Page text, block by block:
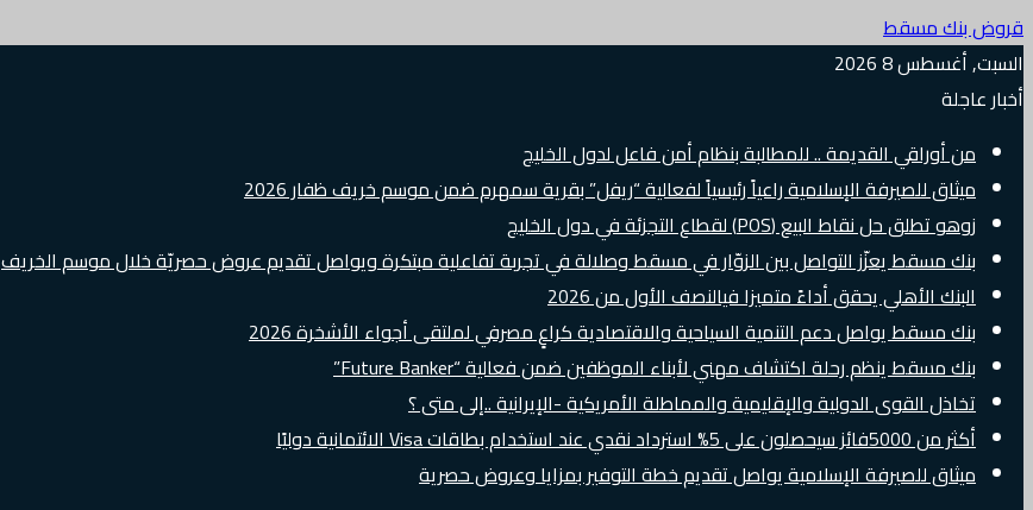
قروض بنك مسقط
السبت, أغسطس 8 2026
أخبار عاجلة
من أوراقي القديمة .. للمطالبة بنظام أمن فاعل لدول الخليج
ميثاق للصيرفة الإسلامية راعياً رئيسياً لفعالية “ريفل” بقرية سمهرم ضمن موسم خريف ظفار 2026
زوهو تطلق حل نقاط البيع (POS) لقطاع التجزئة في دول الخليج
بنك مسقط يعزّز التواصل بين الزوّار في مسقط وصلالة في تجربة تفاعلية مبتكرة ويواصل تقديم عروض حصريّة خلال موسم الخريف
البنك الأهلي يحقق أداءً متميزا فيالنصف الأول من 2026
بنك مسقط يواصل دعم التنمية السياحية والاقتصادية كراعٍ مصرفي لملتقى أجواء الأشخرة 2026
بنك مسقط ينظم رحلة اكتشاف مهني لأبناء الموظفين ضمن فعالية “Future Banker”
تخاذل القوى الدولية والإقليمية والمماطلة الأمريكية -الإيرانية ..إلى متى ؟
أكثر من 5000فائز سيحصلون على 5% استرداد نقدي عند استخدام بطاقات Visa الائتمانية دوليًا
ميثاق للصيرفة الإسلامية يواصل تقديم خطة التوفير بمزايا وعروض حصرية